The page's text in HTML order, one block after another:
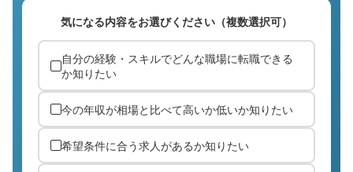
気になる内容をお選びください（複数選択可）
自分の経験・スキルでどんな職場に転職できる
か知りたい
今の年収が相場と比べて高いか低いか知りたい
希望条件に合う求人があるか知りたい